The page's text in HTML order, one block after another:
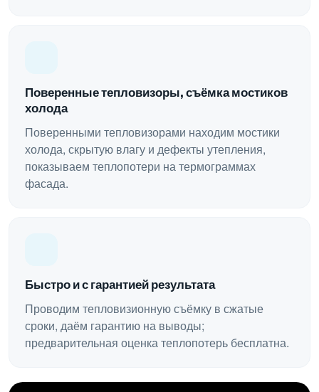
Поверенные тепловизоры, съёмка мостиков
холода
Поверенными тепловизорами находим мостики
холода, скрытую влагу и дефекты утепления,
показываем теплопотери на термограммах
фасада.
Быстро и с гарантией результата
Проводим тепловизионную съёмку в сжатые
сроки, даём гарантию на выводы;
предварительная оценка теплопотерь бесплатна.